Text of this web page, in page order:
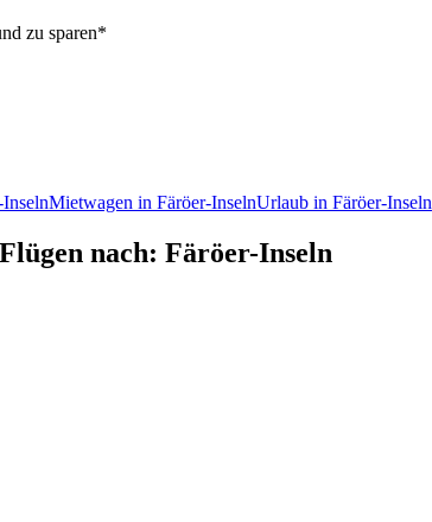
zu sparen*
Mietwagen in Färöer-InselnUrlaub in Färöer-Inseln
nach: Färöer-Inseln